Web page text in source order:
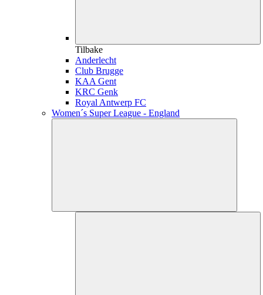
Tilbake
Anderlecht
Club Brugge
KAA Gent
KRC Genk
Royal Antwerp FC
Women´s Super League - England